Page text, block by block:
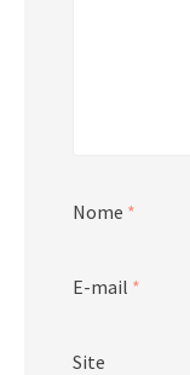
Nome *
E-mail *
Site